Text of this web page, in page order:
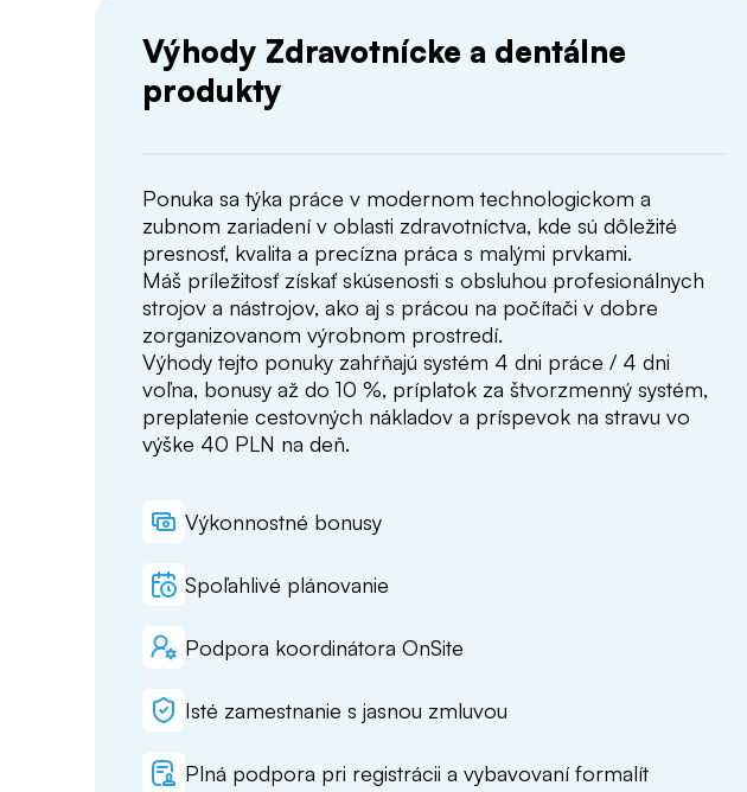
Výhody Zdravotnícke a dentálne
produkty
Ponuka sa týka práce v modernom technologickom a
zubnom zariadení v oblasti zdravotníctva, kde sú dôležité
presnosť, kvalita a precízna práca s malými prvkami.
Máš príležitosť získať skúsenosti s obsluhou profesionálnych
strojov a nástrojov, ako aj s prácou na počítači v dobre
zorganizovanom výrobnom prostredí.
Výhody tejto ponuky zahŕňajú systém 4 dni práce / 4 dni
voľna, bonusy až do 10 %, príplatok za štvorzmenný systém,
preplatenie cestovných nákladov a príspevok na stravu vo
výške 40 PLN na deň.
Výkonnostné bonusy
Spoľahlivé plánovanie
Podpora koordinátora OnSite
Isté zamestnanie s jasnou zmluvou
Plná podpora pri registrácii a vybavovaní formalít